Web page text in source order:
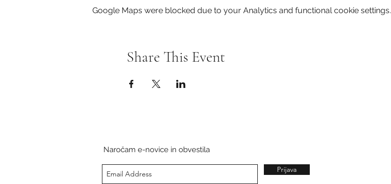
Google Maps were blocked due to your Analytics and functional cookie settings.
Share This Event
Naročam e-novice in obvestila
Prijava